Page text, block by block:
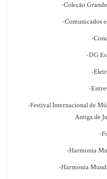
-Coleção
-Comunicados
-
-DG
-
-
-Festival Internacional de
Antiga de
-
-Harmonia
-Harmonia